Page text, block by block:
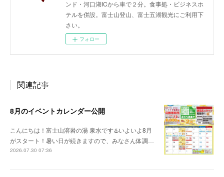
ンド・河口湖ICから車で２分。食事処・ビジネスホ
テルを併設。富士山登山、富士五湖観光にご利用下
さい。
フォロー
関連記事
8月のイベントカレンダー公開
こんにちは！富士山溶岩の湯 泉水です♨️いよいよ8月
がスタート！暑い日が続きますので、みなさん体調…
2026.07.30 07:36